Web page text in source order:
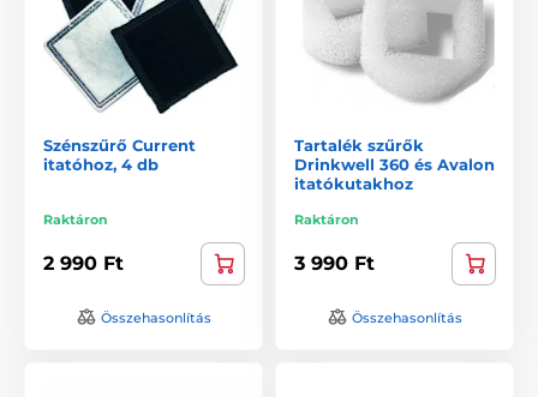
Szénszűrő Current
itatóhoz, 4 db
Raktáron
2 990 Ft
Összehasonlítás
Tartalék szűrők
Drinkwell 360 és Avalon
itatókutakhoz
Raktáron
3 990 Ft
Összehasonlítás